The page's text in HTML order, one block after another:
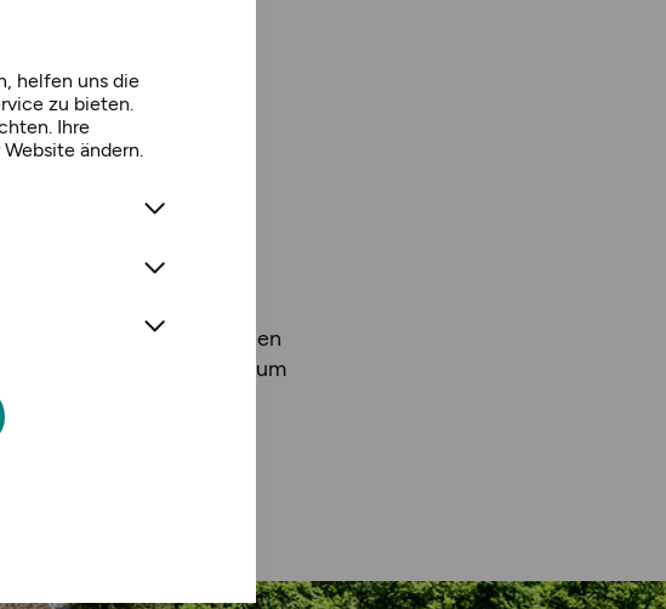
helfen uns die
zu bieten.
Ihre
ändern.
- Am Spielplatz können
und Rückzugsorte zum